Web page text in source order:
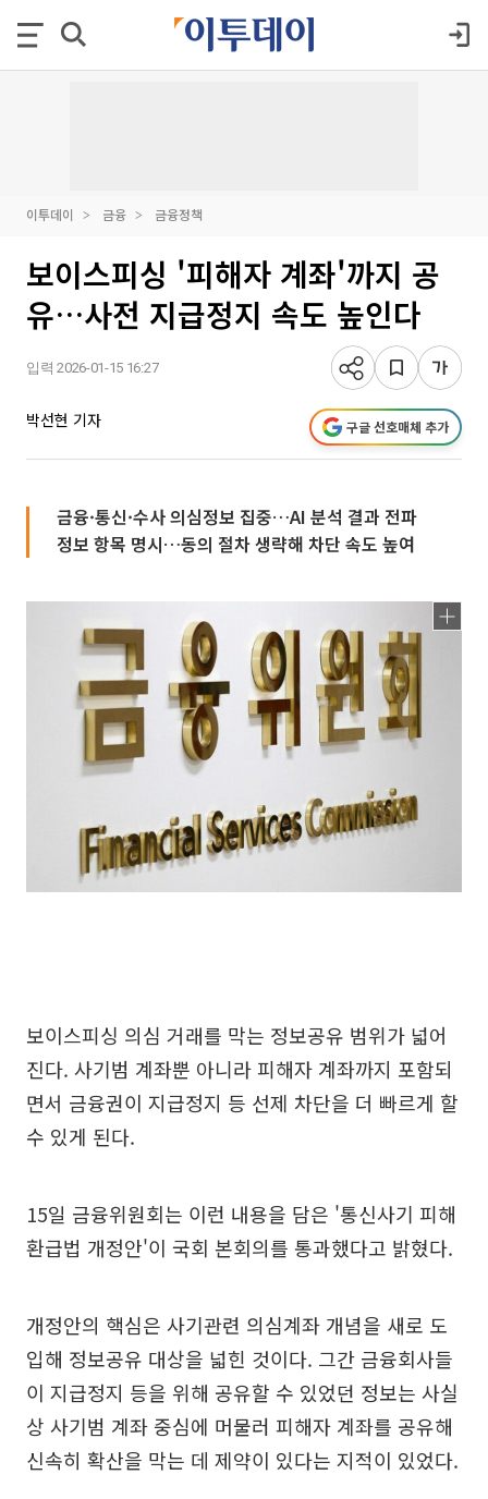
이투데이 금융 금융정책
보이스피싱 '피해자 계좌'까지 공
유…사전 지급정지 속도 높인다
입력 2026-01-15 16:27
박선현 기자 구글 선호매체 추가
금융·통신·수사 의심정보 집중…AI 분석 결과 전파
정보 항목 명시…동의 절차 생략해 차단 속도 높여
보이스피싱 의심 거래를 막는 정보공유 범위가 넓어
진다. 사기범 계좌뿐 아니라 피해자 계좌까지 포함되
면서 금융권이 지급정지 등 선제 차단을 더 빠르게 할
수 있게 된다.
15일 금융위원회는 이런 내용을 담은 '통신사기 피해
환급법 개정안'이 국회 본회의를 통과했다고 밝혔다.
개정안의 핵심은 사기관련 의심계좌 개념을 새로 도
입해 정보공유 대상을 넓힌 것이다. 그간 금융회사들
이 지급정지 등을 위해 공유할 수 있었던 정보는 사실
상 사기범 계좌 중심에 머물러 피해자 계좌를 공유해
신속히 확산을 막는 데 제약이 있다는 지적이 있었다.